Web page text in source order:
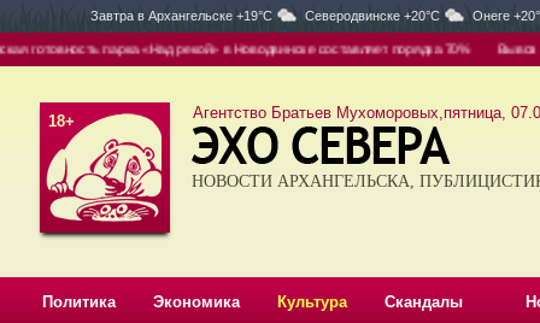
Завтра в Архангельске +19°C Северодвинске +20°C Онеге
готовность парка «Над рекой» в Новодвинске составляет порядка 70% Вывоз —
18+ Агентство Братьев Мухоморовых,пятница,
НОВОСТИ АРХАНГЕЛЬСКА,
Политика Экономика Культура Скандалы